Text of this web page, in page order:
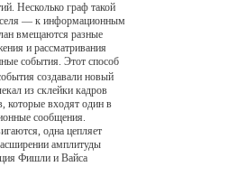
Несколько граф такой
— к информационным
вмещаются разные
и рассматривания
события. Этот способ
создавали новый
из склейки кадров
которые входят один в
сообщения.
одна цепляет
амплитуды
Фишли и Вайса